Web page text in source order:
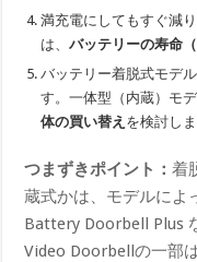
満充電にしてもすぐ減
は、バッテリーの寿命
バッテリー着脱式モデ
す。一体型（内蔵）モ
体の買い替え を検討しま
つまずきポイント：着
蔵式かは、モデルによ
Battery Doorbell Plus
Video Doorbellの一部